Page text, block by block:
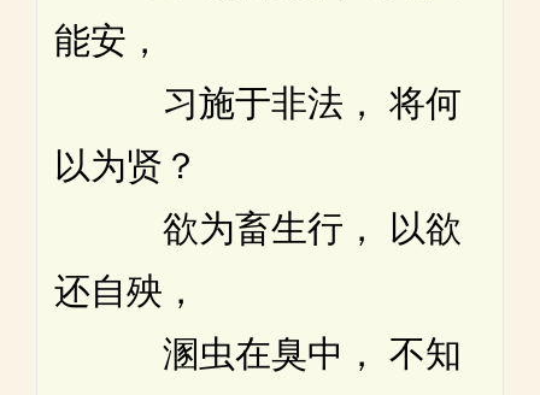
能安，
习施于非法， 将何
以为贤？
欲为畜生行， 以欲
还自殃，
溷虫在臭中， 不知